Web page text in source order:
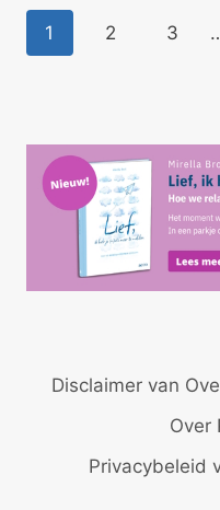
1 2 3
Disclaimer van
Over
Privacybeleid